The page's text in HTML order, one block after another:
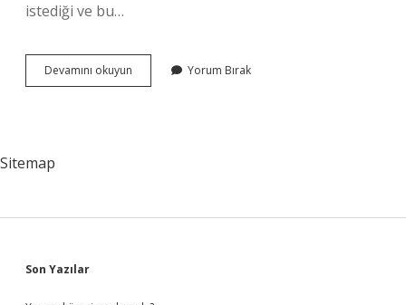
istediği ve bu…
Devamını okuyun
Paragrafı
Yorum Bırak
Sitemap
Sidebar
Son Yazılar